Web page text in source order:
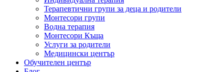
Терапевтични групи за деца и родители
Монтесори групи
Водна терапия
Монтесори Къща
Услуги за родители
Медицински център
Обучителен център